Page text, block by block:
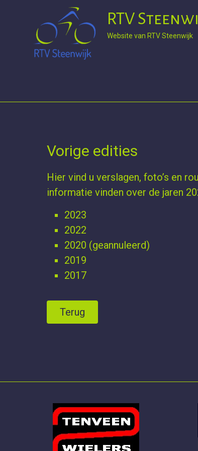
RTV
Website van RTV Steenwijk
Vorige edities
Hier vind u verslagen, foto’s en
informatie vinden over de jaren
2023
2022
2020 (geannuleerd)
2019
2017
Terug